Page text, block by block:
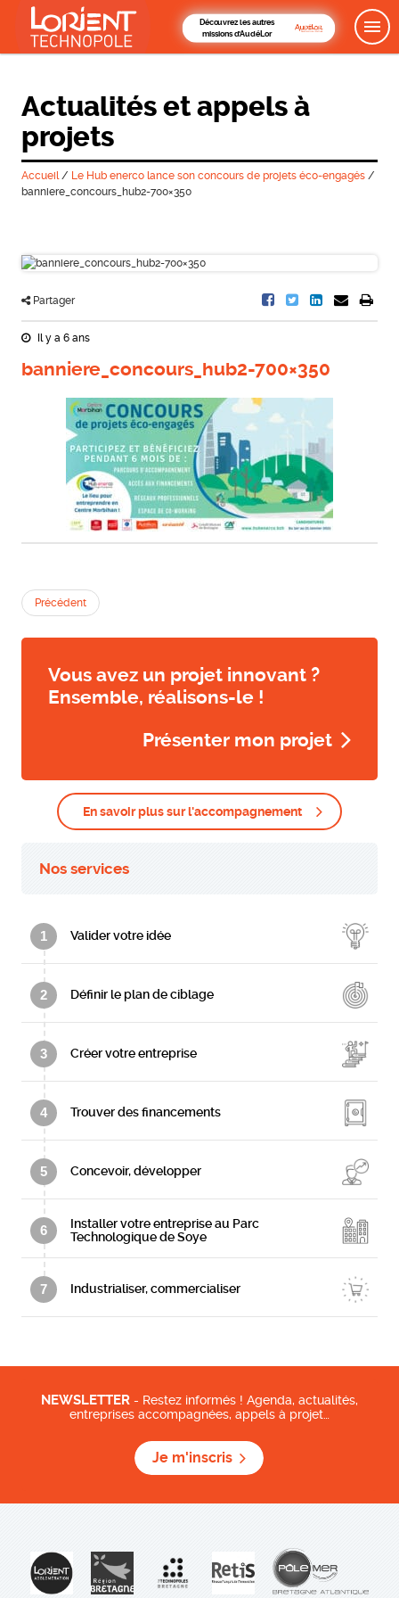
Découvrez les autres
missions d'AudéLor
Actualités et appels à
projets
Accueil/ Le Hub enerco lance son concours de projets éco-engagés/
banniere_concours_hub2-700×350
Partager
Il y a 6 ans
banniere_concours_hub2-700×350
Précédent
Vous avez un projet innovant ?
Ensemble, réalisons-le !
Présenter mon projet
En savoir plus sur l'accompagnement
Nos services
1 Valider votre idée
2 Définir le plan de ciblage
3 Créer votre entreprise
4 Trouver des financements
5 Concevoir, développer
6
Installer votre entreprise au Parc
Technologique de Soye
7 Industrialiser, commercialiser
NEWSLETTER - Restez informés ! Agenda, actualités,
entreprises accompagnées, appels à projet…
Je m'inscris